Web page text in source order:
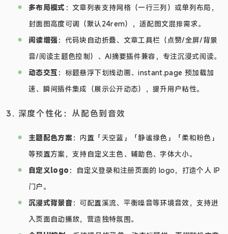
多布局模式 ：文章列表支持网格（一行三列）或单列布局，
封面图高度可调（默认24rem），适配图文混排需求。
阅读增强：代码块自动折叠、文章工具栏（点赞/全屏/背景
音/阅读主题色控制）、AI摘要插件兼容，专注沉浸式阅读。
动态交互 ：标题悬浮下划线动画、instant.page 预加载加
速、瞬间插件集成（展示公开动态），提升用户粘性。
3. 深度个性化：从配色到音效
主题配色方案：内置「天空蓝」「静谧绿色」「柔和粉色」
等预置方案，支持自定义主色、辅助色、字体大小。
自定义logo ：自定义登录和注册页面的 logo，打造个人 IP
门户。
沉浸式背景音：可配置溪流、平衡噪音等环境音效，支持进
入页面自动播放，营造独特氛围。